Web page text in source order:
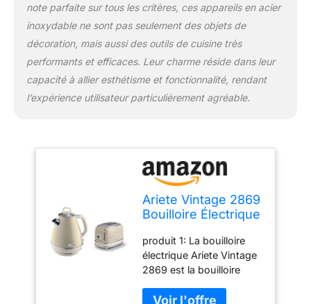
parfumés et de
délicieuses infusions
telles que des tisanes, de
produit 2: Grille pain 2
fentes vintage (139 x 38
cm) produit 2: Ejection
réchauffage et toast
produit 2: Parfait pour
griller de simples toasts
ou des sandwichs
note parfaite sur tous les critères, ces appareils en acier
inoxydable ne sont pas seulement des objets de
décoration, mais aussi des outils de cuisine très
performants et efficaces. Leur charme réside dans leur
capacité à allier esthétisme et fonctionnalité, rendant
l’expérience utilisateur particulièrement agréable.
Ariete Vintage 2869
Bouilloire Électrique
Inoxydable, 1,7 L &
Vintage 155 Grille-
Pain design 2
Tranches avec
produit 1: La bouilloire
électrique Ariete Vintage
2869 est la bouilloire
cuisine avec ses formes